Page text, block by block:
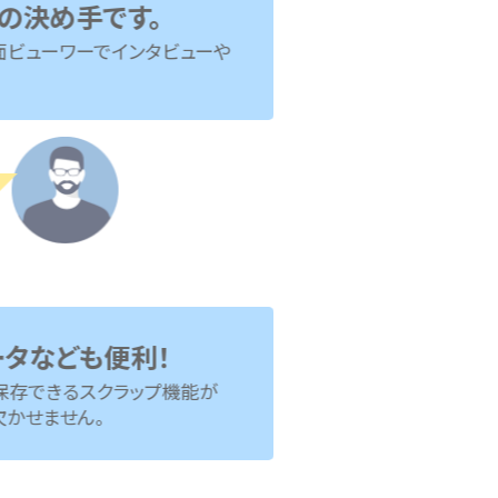
手です。
ワーでインタビューや
も便利！
るスクラップ機能が
せん。